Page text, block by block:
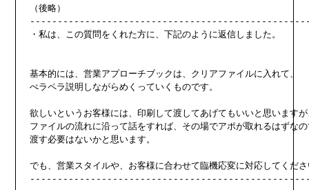
（後略）
・私は、この質問をくれた方に、下記のように返信しました。
基本的には、営業アプローチブックは、クリアファイルに入れて、
ぺラペラ説明しながらめくっていくものです。
欲しいというお客様には、印刷して渡してあげてもいいと思います
ファイルの流れに沿って話をすれば、その場でアポが取れるはずな
渡す必要はないかと思います。
でも、営業スタイルや、お客様に合わせて臨機応変に対応してくだ